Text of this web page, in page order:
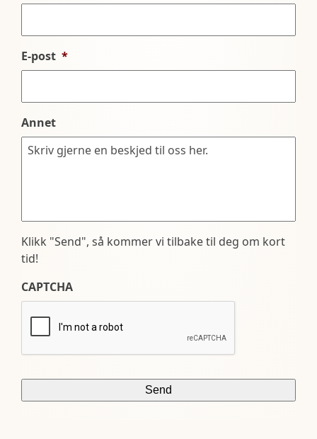
E-post *
Annet
Klikk "Send", så kommer vi tilbake til deg om kort
tid!
CAPTCHA